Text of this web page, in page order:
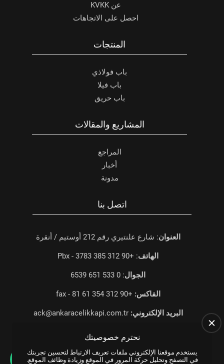
عن KVKK
احصل على الاتجاهات
المنتجات
باب فولاذي
باب فيلا
باب حريق
المشاريع والمقالات
المراجع
أخبار
مدونة
اتصل بنا
العنوان: شارع علنتيري رقم 212 أوستيم / أنقرة
الهاتف: +90 312 385 3783 - Pbx
الجوال: 0 533 651 6539
الفاكس: +90 312 354 61 81 - fax
البريد الإلكتروني: ack@ankaracelikkapi.com.tr
نحترم خصوصيتك
يستخدم موقعنا الإلكتروني ملفات تعريف الارتباط لتحسين تجربتك
في التصفح وتحليل حركة المرور في الموقع وزيادة وظائف الموقع.